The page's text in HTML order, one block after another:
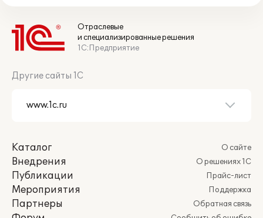
Отраслевые
и специализированные решения
1С:Предприятие
Другие сайты 1С
Каталог
Внедрения
Публикации
Мероприятия
Партнеры
О сайте
О решениях 1С
Прайс-лист
Поддержка
Обратная связь